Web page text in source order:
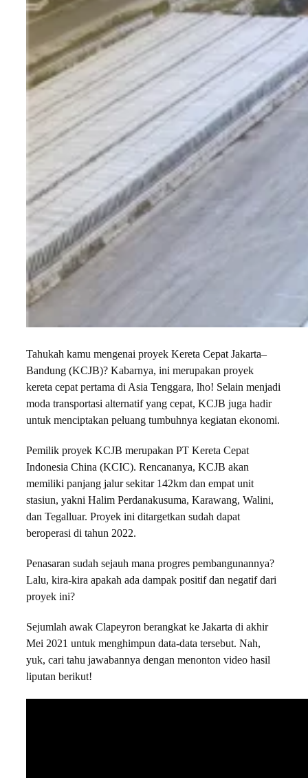
Tahukah kamu mengenai proyek Kereta Cepat Jakarta–
Bandung (KCJB)? Kabarnya, ini merupakan proyek
kereta cepat pertama di Asia Tenggara, lho! Selain menjadi
moda transportasi alternatif yang cepat, KCJB juga hadir
untuk menciptakan peluang tumbuhnya kegiatan ekonomi.
Pemilik proyek KCJB merupakan PT Kereta Cepat
Indonesia China (KCIC). Rencananya, KCJB akan
memiliki panjang jalur sekitar 142km dan empat unit
stasiun, yakni Halim Perdanakusuma, Karawang, Walini,
dan Tegalluar. Proyek ini ditargetkan sudah dapat
beroperasi di tahun 2022.
Penasaran sudah sejauh mana progres pembangunannya?
Lalu, kira-kira apakah ada dampak positif dan negatif dari
proyek ini?
Sejumlah awak Clapeyron berangkat ke Jakarta di akhir
Mei 2021 untuk menghimpun data-data tersebut. Nah,
yuk, cari tahu jawabannya dengan menonton video hasil
liputan berikut!